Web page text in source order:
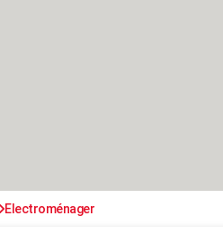
Electroménager